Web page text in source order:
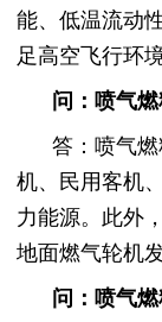
能、低温流动
足高空飞行环
问：喷气
答：喷气
机、民用客机
力能源。此外
地面燃气轮机
问：喷气